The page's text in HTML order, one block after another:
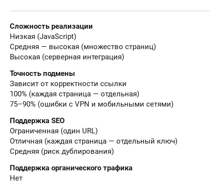
Сложность реализации
Низкая (JavaScript)
Средняя — высокая (множество страниц)
Высокая (серверная интеграция)
Точность подмены
Зависит от корректности ссылки
100% (каждая страница — отдельная)
75–90% (ошибки с VPN и мобильными сетями)
Поддержка SEO
Ограниченная (один URL)
Отличная (каждая страница — отдельный ключ)
Средняя (риск дублирования)
Поддержка органического трафика
Нет